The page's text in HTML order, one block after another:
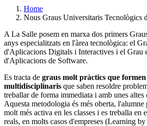
Home
Nous Graus Universitaris Tecnològics
A La Salle posem en marxa dos primers
anys especialitzats en l'àrea tecnològica: el
d'Aplicacions Digitals i Interactives i el Grau
d'Aplicacions de Software.
Es tracta de graus molt pràctics que formen
multidisciplinaris que saben resoldre
treballar de forma immediata i amb unes altes
Aquesta metodologia és més oberta,
molt més activa en les classes i es treballa en
reals, en molts casos d'empreses (Learning